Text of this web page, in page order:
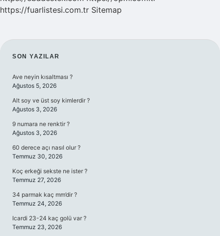
https://fuarlistesi.com.tr Sitemap
SIDEBAR
SON YAZILAR
Ave neyin kısaltması ?
Ağustos 5, 2026
Alt soy ve üst soy kimlerdir ?
Ağustos 3, 2026
9 numara ne renktir ?
Ağustos 3, 2026
60 derece açı nasıl olur ?
Temmuz 30, 2026
Koç erkeği sekste ne ister ?
Temmuz 27, 2026
34 parmak kaç mm’dir ?
Temmuz 24, 2026
Icardi 23-24 kaç golü var ?
Temmuz 23, 2026